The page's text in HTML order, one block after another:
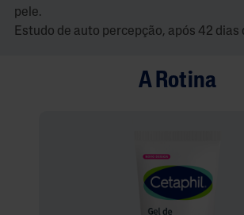
pele.
Estudo de auto percepção, após 42 dias
A Rotina